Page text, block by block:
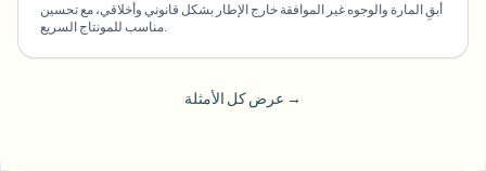
أبقِ المارة والوجوه غير الموافقة خارج الإطار بشكل قانوني وأخلاقي، مع تحسين
مناسب للمونتاج السريع.
عرض كل الأمثلة →